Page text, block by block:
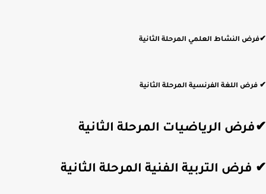
✔فرض النشاط العلمي المرحلة الثانية
✔ فرض اللغة الفرنسية المرحلة الثانية
✔فرض الرياضيات المرحلة الثانية
✔ فرض التربية الفنية المرحلة الثانية